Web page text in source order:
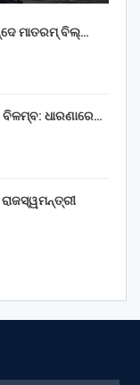
ମାତରମ୍‌ ବିଲ୍‌…
ଧାରଣାରେ…